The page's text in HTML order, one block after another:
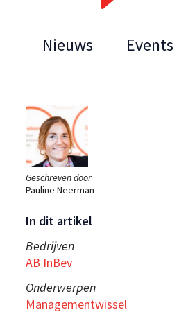
Nieuws Events
Geschreven door
Pauline Neerman
In dit artikel
Bedrijven
AB InBev
Onderwerpen
Managementwissel